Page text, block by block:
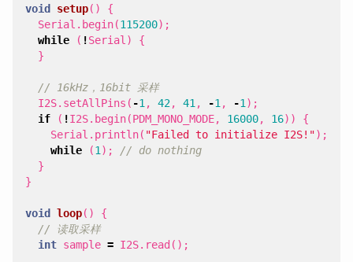
void setup()
{
Serial . begin(115200);
while
( !Serial )
{
}
I2S. setAllPins ( -1 , 42, 41 , -1 , -1 );
if
( !I2S. begin(PDM_MONO_MODE, 16000, 16))
{
Serial . println( "Failed to initialize I2S!");
while
(1 );
}
}
void loop()
{
int sample = I2S. read ();